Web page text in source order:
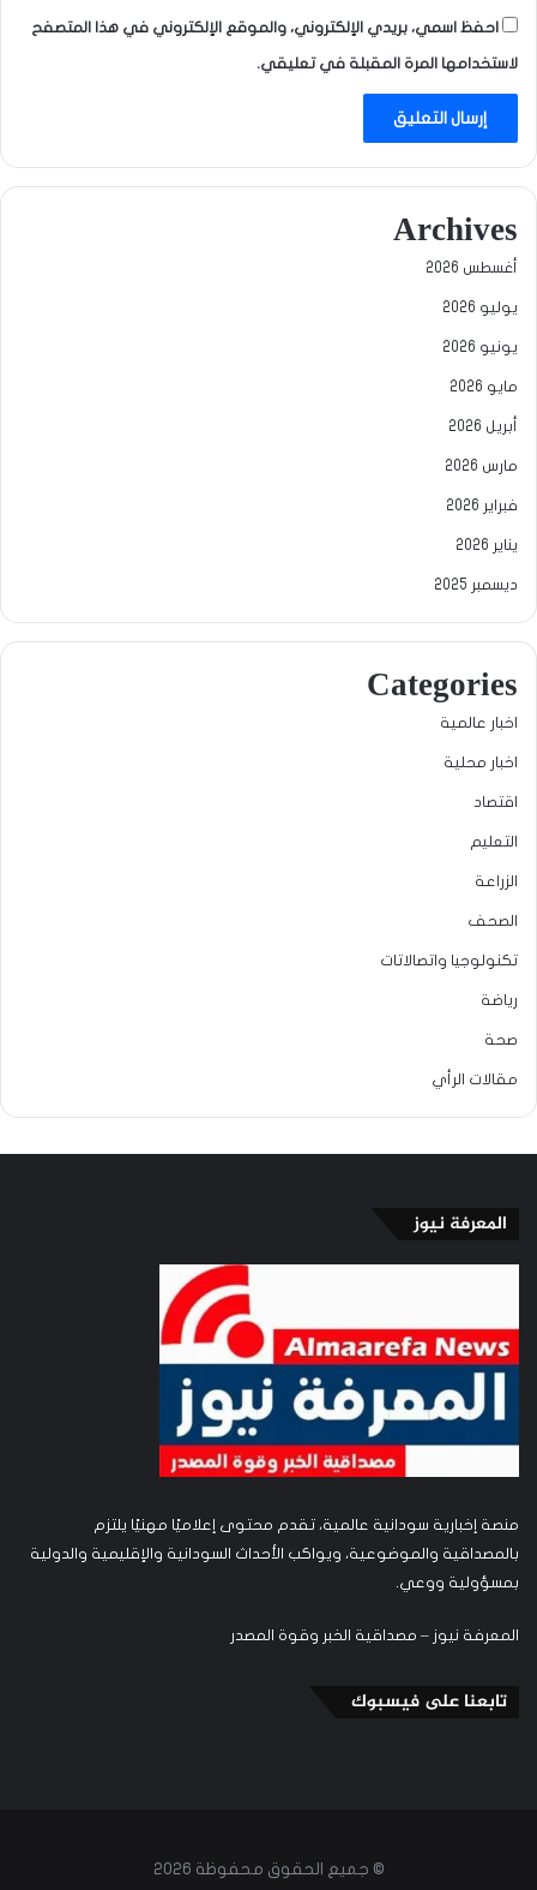
احفظ اسمي، بريدي الإلكتروني، والموقع الإلكتروني في هذا المتصفح
لاستخدامها المرة المقبلة في تعليقي.
Archives
أغسطس 2026
يوليو 2026
يونيو 2026
مايو 2026
أبريل 2026
مارس 2026
فبراير 2026
يناير 2026
ديسمبر 2025
Categories
اخبار عالمية
اخبار محلية
اقتصاد
التعليم
الزراعة
الصحف
تكنولوجيا واتصالاتات
رياضة
صحة
مقالات الرأي
المعرفة نيوز
منصة إخبارية سودانية عالمية، تقدم محتوى إعلاميًا مهنيًا يلتزم
بالمصداقية والموضوعية، ويواكب الأحداث السودانية والإقليمية والدولية
بمسؤولية ووعي.
المعرفة نيوز – مصداقية الخبر وقوة المصدر
تابعنا على فيسبوك
© جميع الحقوق محفوظة 2026